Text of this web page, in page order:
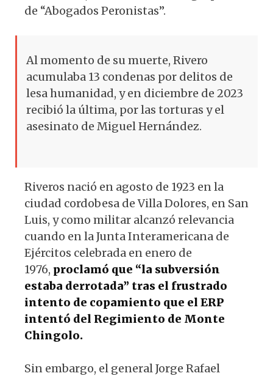
de “Abogados Peronistas”.
Al momento de su muerte, Rivero
acumulaba 13 condenas por delitos de
lesa humanidad, y en diciembre de 2023
recibió la última, por las torturas y el
asesinato de Miguel Hernández.
Riveros nació en agosto de 1923 en la
ciudad cordobesa de Villa Dolores, en San
Luis, y como militar alcanzó relevancia
cuando en la Junta Interamericana de
Ejércitos celebrada en enero de
1976, proclamó que “la subversión
estaba derrotada” tras el frustrado
intento de copamiento que el ERP
intentó del Regimiento de Monte
Chingolo.
Sin embargo, el general Jorge Rafael